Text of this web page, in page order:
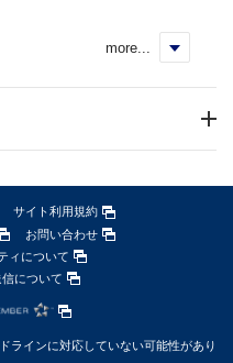
more...
サイト利用規約
お問い合わせ
ィについて
について
ラインに対応していない可能性があり